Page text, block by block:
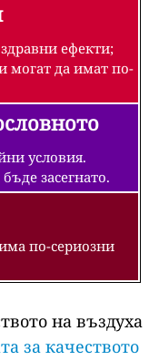
ефекти;
могат да имат по-
условия.
засегнато.
по-сериозни
на въздуха
за качеството